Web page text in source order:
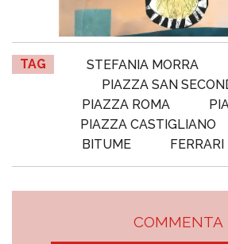
TAG STEFANIA MORRA
PIAZZA SAN
PIAZZA ROMA
PIAZZA CASTIGLIANO
BITUME
FERRARI
COMMENTA